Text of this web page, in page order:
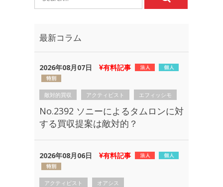
最新コラム
2026年08月07日 有料記事
敵対的買収 アクティビスト エフィッシモ
No.2392 ソニーによるタムロンに対
する買収提案は敵対的？
2026年08月06日 有料記事
アクティビスト オアシス